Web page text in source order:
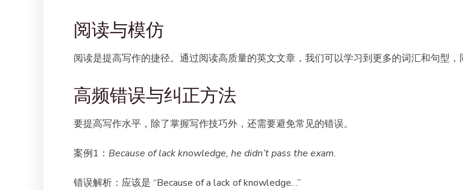
阅读与模仿
阅读是提高写作的捷径。通过阅读高质量的英文文章，我们可以学习到更多的词汇和句型，
高频错误与纠正方法
要提高写作水平，除了掌握写作技巧外，还需要避免常见的错误。
案例1 ： Because of lack knowledge, he didn’t pass the exam.
错误解析 ：应该是 “Because of a lack of knowledge…”